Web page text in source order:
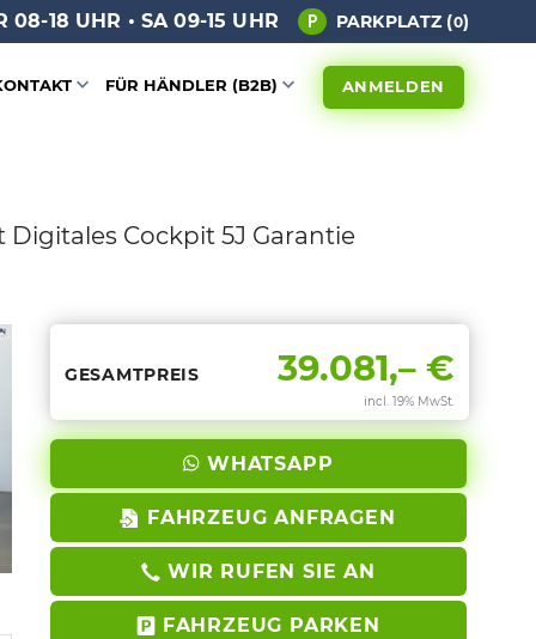
08-18 UHR • SA 09-15 UHR PARKPLATZ (0)
FÜR HÄNDLER (B2B) ANMELDEN
Digitales Cockpit 5J Garantie
GESAMTPREIS 39.081,– €
incl. 19% MwSt.
WHATSAPP
FAHRZEUG ANFRAGEN
WIR RUFEN SIE AN
FAHRZEUG PARKEN